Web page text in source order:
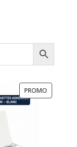
PROMO